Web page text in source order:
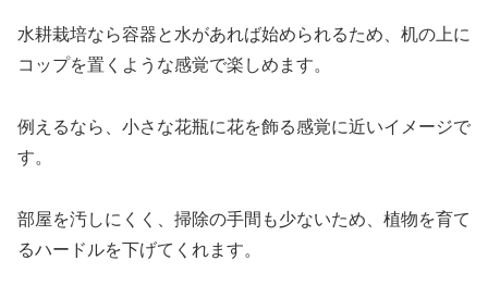
水耕栽培なら容器と水があれば始められるため、机の上に
コップを置くような感覚で楽しめます。
例えるなら、小さな花瓶に花を飾る感覚に近いイメージで
す。
部屋を汚しにくく、掃除の手間も少ないため、植物を育て
るハードルを下げてくれます。